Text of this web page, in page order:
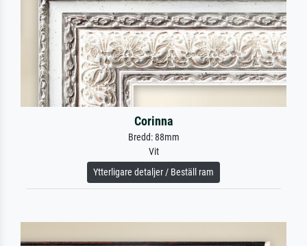
Corinna
Bredd: 88mm
Vit
Ytterligare detaljer / Beställ ram